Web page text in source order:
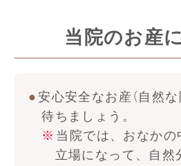
当院のお産
安心安全なお産（自然
待ちましょう。
当院では、おなかの
立場になって、自然